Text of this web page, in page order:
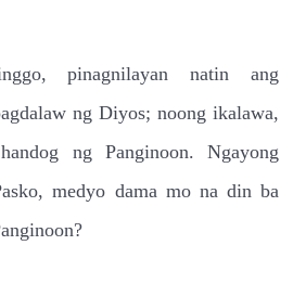
pinagnilayan natin ang
ng Diyos; noong ikalawa,
ng Panginoon. Ngayong
medyo dama mo na din ba